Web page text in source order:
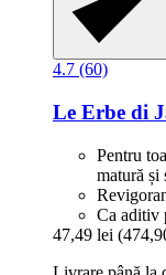
4.7 (60)
Le Erbe di
Pentru
matură și
Ca aditiv
47,49 lei